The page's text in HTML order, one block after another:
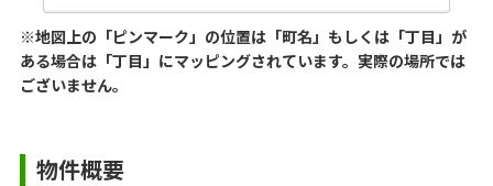
※地図上の「ピンマーク」の位置は「町名」もしくは「丁目」が
ある場合は「丁目」にマッピングされています。 実際の場所では
ございません。
物件概要